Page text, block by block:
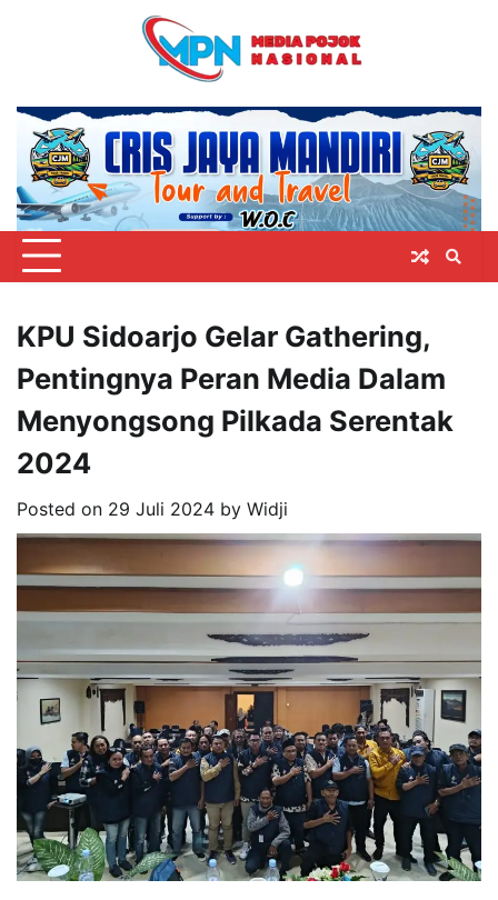
KPU Sidoarjo Gelar Gathering,
Pentingnya Peran Media Dalam
Menyongsong Pilkada Serentak
2024
Posted on 29 Juli 2024 by Widji